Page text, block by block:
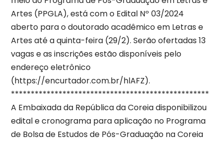
Artes (PPGLA), está com o Edital Nº 03/2024
aberto para o doutorado acadêmico em Letras e
Artes até a quinta-feira (29/2). Serão ofertadas 13
vagas e as inscrições estão disponíveis pelo
endereço eletrônico
(https://encurtador.com.br/hlAFZ).
**************************************************
A Embaixada da República da Coreia disponibilizou
edital e cronograma para aplicação no Programa
de Bolsa de Estudos de Pós-Graduação na Coreia